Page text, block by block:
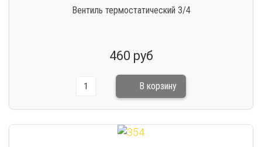
Вентиль термостатический 3/4
460 руб